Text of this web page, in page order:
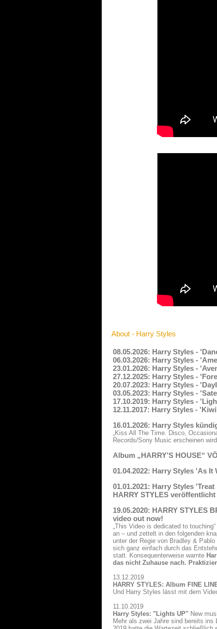
About - Harry Styles
08.05.2026: Harry Styles -
06.03.2026: Harry Styles -
23.01.2026: Harry Styles -
27.12.2025: Harry Styles -
20.07.2023: Harry Styles -
03.05.2023: Harry Styles -
17.10.2019: Harry Styles -
12.11.2017: Harry Styles -
16.01.2026: Harry Styles
„Kiss All The Time. Disco,
Records/Sony Music erscheinen
Album „HARRY’S HOUSE“
01.04.2022: Harry Styles 'As
01.01.2021: Harry Styles
HARRY STYLES
19.05.2020: HARRY STYLES
video out now!
„This Video is dedicated to
an – und zettelt in den folgenden
unter der Regie von Bradley &
sich ganz einfach durch das
statt. Konsequenterweise warnte
das nicht Zuhause nach.
13.12.2019
HARRY STYLES: Album FINE
Und Harry Styles lässt mit dem
11.10.2019
Harry Styles: "Lights UP" New
Mehr als zwei Jahre sind bereits